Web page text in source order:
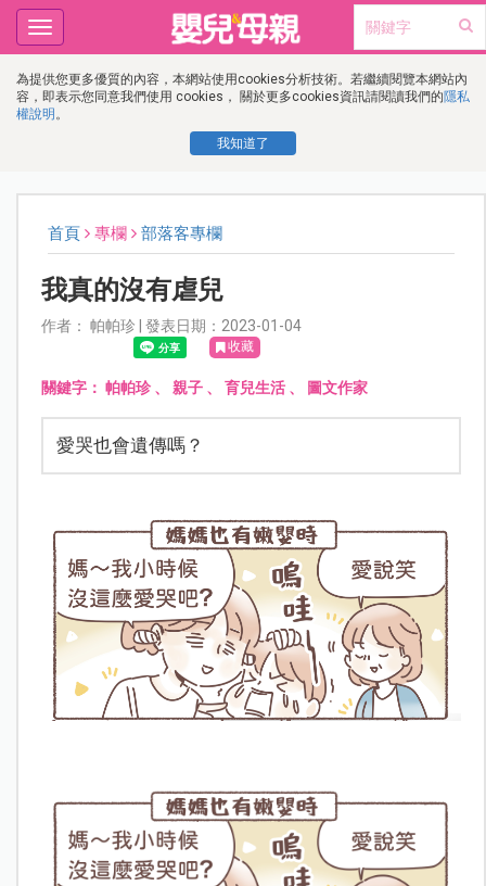
為提供您更多優質的內容，本網站使用cookies分析技術。若繼續閱覽本網站內
容，即表示您同意我們使用 cookies， 關於更多cookies資訊請閱讀我們的隱私
權說明 。
我知道了
Toggle
navigation
首頁 專欄 部落客專欄
我真的沒有虐兒
作者： 帕帕珍 | 發表日期：2023-01-04
收藏
關鍵字： 帕帕珍、 親子、 育兒生活、 圖文作家
愛哭也會遺傳嗎？